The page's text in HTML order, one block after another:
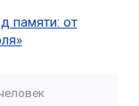
памяти: от